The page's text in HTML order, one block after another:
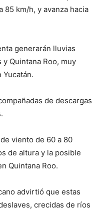
85 km/h, y avanza hacia
generarán lluvias
Quintana Roo, muy
de descargas
viento de 60 a 80
de altura y la posible
Quintana Roo.
advirtió que estas
crecidas de ríos